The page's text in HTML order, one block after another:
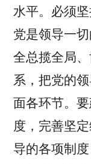
水平。 必须
党是领导一
全总揽全局
系，把党的
面各环节。
度，完善坚
导的各项制